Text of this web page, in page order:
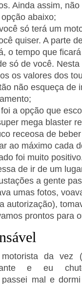
Ainda assim, não
abaixo;
só terá um
quiser. A parte
o tempo que
só de você.
os valores dos
não esqueça de
a opção que
mega blaster
receosa de
ao máximo cada
foi muito
de ir de um
a gente
umas fotos,
autorização),
prontos para
da vez
e eu
passei mal e